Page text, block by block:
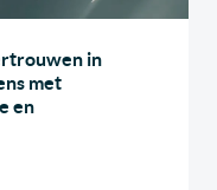
in
met
en